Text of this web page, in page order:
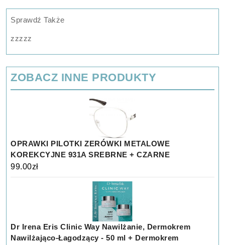
Sprawdź Także
zzzzz
ZOBACZ INNE PRODUKTY
OPRAWKI PILOTKI ZERÓWKI METALOWE
KOREKCYJNE 931A SREBRNE + CZARNE
99.00zł
Dr Irena Eris Clinic Way Nawilżanie, Dermokrem
Nawilżająco-Łagodzący - 50 ml + Dermokrem